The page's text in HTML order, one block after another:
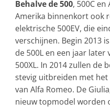
Behalve de 500, 500C
Amerika binnenkort ook
elektrische 500EV, die
verschijnen. Begin 2013
de 500L en een jaar later
500XL. In 2014 zullen de
stevig uitbreiden met
van Alfa Romeo. De
nieuw topmodel worden